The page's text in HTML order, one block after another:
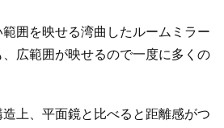
囲を映せる湾曲したルームミラー
広範囲が映せるので一度に多くの
上、平面鏡と比べると距離感がつ